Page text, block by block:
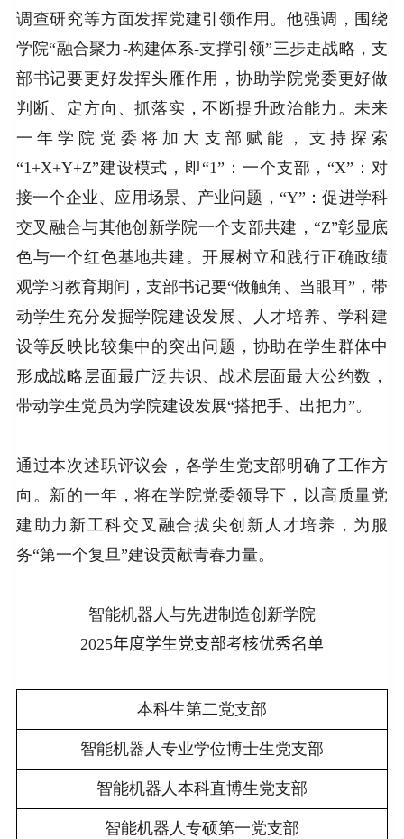
调查研究等方面发挥党建引领作用。他强调，围绕
学院“融合聚力-构建体系-支撑引领”三步走战略，支
部书记要更好发挥头雁作用，协助学院党委更好做
判断、定方向、抓落实，不断提升政治能力。未来
一年学院党委将加大支部赋能，支持探索
“1+X+Y+Z”建设模式，即“1”：一个支部，“X”：对
接一个企业、应用场景、产业问题，“Y”：促进学科
交叉融合与其他创新学院一个支部共建，“Z”彰显底
色与一个红色基地共建。开展树立和践行正确政绩
观学习教育期间，支部书记要“做触角、当眼耳”，带
动学生充分发掘学院建设发展、人才培养、学科建
设等反映比较集中的突出问题，协助在学生群体中
形成战略层面最广泛共识、战术层面最大公约数，
带动学生党员为学院建设发展“搭把手、出把力”。
通过本次述职评议会，各学生党支部明确了工作方
向。新的一年，将在学院党委领导下，以高质量党
建助力新工科交叉融合拔尖创新人才培养，为服
务“第一个复旦”建设贡献青春力量。
智能机器人与先进制造创新学院
2025年度学生党支部考核优秀名单
本科生第二党支部
智能机器人专业学位博士生党支部
智能机器人本科直博生党支部
智能机器人专硕第一党支部